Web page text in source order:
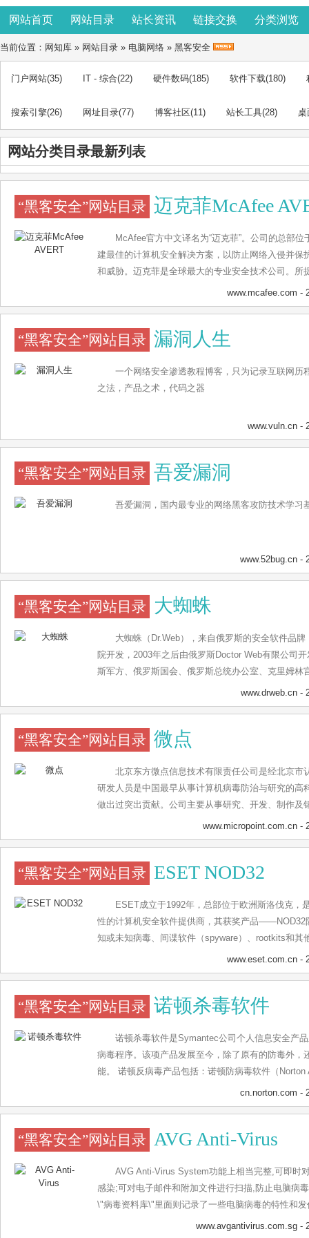
网站首页 网站目录 站长资讯 链接交换 分类浏览
当前位置： 网知库 » 网站目录 » 电脑网络 » 黑客安全
门户网站(35) IT - 综合(22) 硬件数码(185) 软件下载(180)
搜索引擎(26) 网址目录(77) 博客社区(11) 站长工具(28) 桌
网站分类目录最新列表
“黑客安全”网站目录 迈克菲McAfee
McAfee官方中文译名为“迈克菲”。公司的总部
建最佳的计算机安全解决方案，以防止网络入侵并保
和威胁。迈克菲是全球最大的专业安全技术公司。所
解决方案和服务，可为全球范围内的系统和网络提
户和各种规模的企业防范恶意软件和新出现的网络威
为后盾，该机构可以保护McAfee消费者免受病毒的
的杀毒软件之一，McAfee防毒软件，除了操作界面
能合在一起，增加了许多新功能。除了帮你侦测和
统，会常驻在System Tray，当从磁盘、网络上、E-
www.mcafee.com -
“黑客安全”网站目录 漏洞人生
一个网络安全渗透教程博客，只为记录互联网历
之法，产品之术，代码之器
www.vuln.cn -
“黑客安全”网站目录 吾爱漏洞
吾爱漏洞，国内最专业的网络黑客攻防技术学习
www.52bug.cn -
“黑客安全”网站目录 大蜘蛛
大蜘蛛（Dr.Web），来自俄罗斯的安全软件品
院开发，2003年之后由俄罗斯Doctor Web有限公司
斯军方、俄罗斯国会、俄罗斯总统办公室、克里姆林
www.drweb.cn -
“黑客安全”网站目录 微点
北京东方微点信息技术有限责任公司是经北京市
研发人员是中国最早从事计算机病毒防治与研究的高
做出过突出贡献。公司主要从事研究、开发、制作及
信息技术有限责任公司有一支专注于信息安全产品
较强的产品开发能力和市场推广能力，同时具有先进
实践，针对当前网络新病毒日益泛滥、频繁肆虐，特
后于病毒出现的现状，率先创立“监控并举、动态防
防御产品的核心特征，必须以具备动态仿真反病毒
定新病毒为基本诉求，以程序行为监控并举为机制保
依据这套体系，采用“程序行为自主分析判定”技术，
御软件。 2005年4月18日，微点主动防御软件获得
2005年4月19日，微点主动防御软件获得北京市新技
动防御软件的研制成功，开创了我国反病毒技术发展
微点主动防御软件拥有全部自主知识产权，其技术水
软件的核心技术目前已拥有六项国家发明专利（发
2:200910086689.3 发明专利3:200910086687.4 发明
利5:ZL200410103148.4 发明专利
限性等方面的准确把握，事关国家信息安全防护能
展保障以及国防安全等重要课题，我们拥有一批具备
调等IT业经验的项目经理和关键技术骨干，还拥有一
公司的市场开拓、营销管理人员，这是公司的中坚
争优势的基石。
www.micropoint.com.cn -
“黑客安全”网站目录 ESET NOD32
ESET成立于1992年，总部位于欧洲斯洛伐克，
性的计算机安全软件提供商，其获奖产品——NOD32
知或未知病毒、间谍软件（spyware）、rootkits和其
保护。ESET NOD32占用系统资源最少，侦测速度
比其他任何防病毒产品获得了更多的Virus Bulletin
作伙伴网络，包括佳能、戴尔、微软等国际知名公司
布里斯托尔（英国）、布宜诺斯艾利斯（阿根廷）、
国）等地均设有办事处，代理机构覆盖全球超过100
www.eset.com.cn -
“黑客安全”网站目录 诺顿杀毒软件
诺顿杀毒软件是Symantec公司个人信息安全产
病毒程序。该项产品发展至今，除了原有的防毒外，
能。 诺顿反病毒产品包括：诺顿防病毒软件（
（Norton Internet Security）、诺顿360（Norton
Mac® 和移动设备提供行业领先的防病毒解决方案及
cn.norton.com -
“黑客安全”网站目录 AVG Anti-Virus
AVG Anti-Virus System功能上相当完整,可即时
感染;可对电子邮件和附加文件进行扫描,防止电脑病
\"病毒资料库\"里面则记录了一些电脑病毒的特性和
在电脑开机时侦测开机型病毒,防止开机型病毒感染.
www.avgantivirus.com.sg -